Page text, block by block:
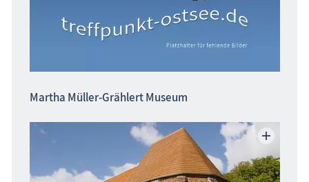
Martha Müller-Grählert Museum